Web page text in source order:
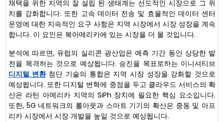
채택을 위한 지역의 잘 설립 된 생태계는 선도적인 시장으로 그 위
치를 강화합니다. 또한 고속 데이터 전송 및 효율적인 데이터 센터
운영에 대한 지속적인 요구 사항은 지역 시장에서 시장 성장을 계속
합니다. 이 요인은 북아메리카에 있는 시장을 더 몰 것입니다.
분석에 따르면, 유럽의 실리콘 광산업은 예측 기간 동안 상당한 발
전을 목격하는 것으로 예상됩니다. 승진을 목표로하는 이니셔티브
디지털 변환첨단 기술의 통합은 지역 시장 성장을 강화할 것으로
예상됩니다. 또한 디지털 변혁에 중점을 두고 클라우드 서비스의 확
산은 라틴 아메리카 지역의 SiPh 장치에 필요한 핵심 요소입니다.
또한, 5G 네트워크의 롤아웃과 스마트 기기의 확산은 중동 및 아프
리카 시장에서 시장 개발을 높일 것으로 예상됩니다.